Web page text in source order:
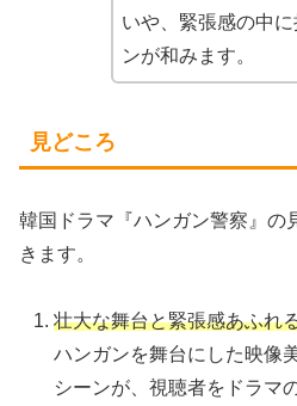
いや、緊張感の中
ンが和みます。
見どころ
韓国ドラマ『ハンガン警察』の
きます。
壮大な舞台と緊張感あふれ
ハンガンを舞台にした映像
シーンが、視聴者をドラマ